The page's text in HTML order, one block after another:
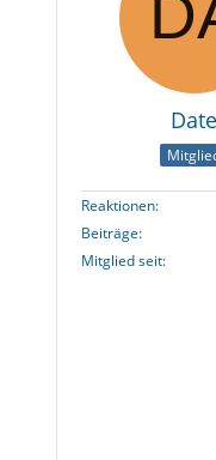
Date
Reaktionen
Beiträge
Mitglied seit